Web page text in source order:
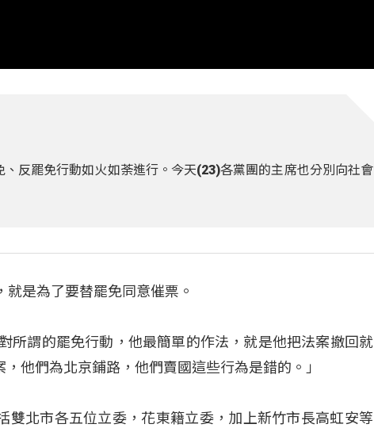
反罷免行動如火如荼進行。今天(23)各黨團的主席也分別向社會
是為了要替罷免同意催票。
所謂的罷免行動，他最簡單的作法，就是他把法案撤回就
他們為北京鋪路，他們賣國這些行為是錯的。」
雙北市各五位立委，花東籍立委，加上新竹市長高虹安等